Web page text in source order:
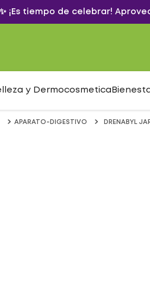
✨ ¡Es tiempo de celebrar!
y Dermocosmetica
APARATO-DIGESTIVO DRENABYL